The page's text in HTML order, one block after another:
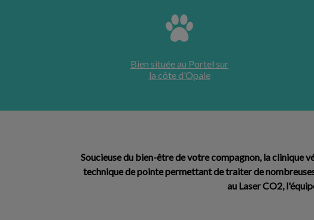
Bien située au Portel sur
la côte d’Opale
Soucieuse du bien-être de votre compagnon, la clinique
technique de pointe permettant de traiter de
auLaser CO2,